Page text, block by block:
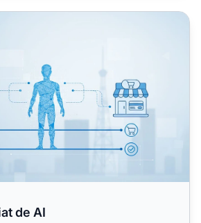
de AI